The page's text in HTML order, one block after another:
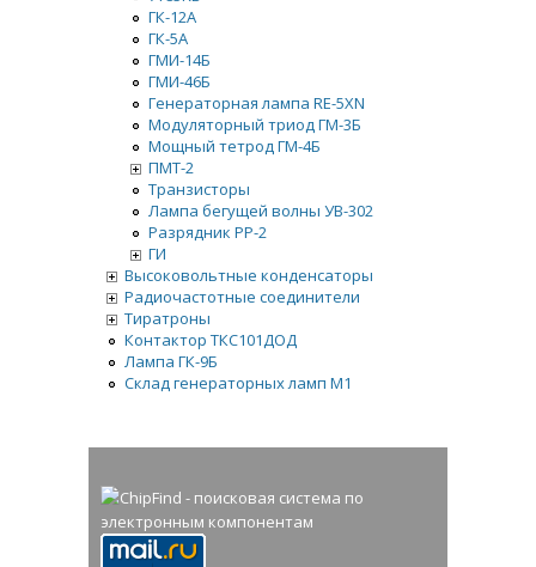
ГК-12А
ГК-5А
ГМИ-14Б
ГМИ-46Б
Генераторная лампа RE-5XN
Модуляторный триод ГМ-3Б
Мощный тетрод ГМ-4Б
ПМТ-2
Транзисторы
Лампа бегущей волны УВ-302
Разрядник РР-2
ГИ
Высоковольтные конденсаторы
Радиочастотные соединители
Тиратроны
Контактор ТКС101ДОД
Лампа ГК-9Б
Склад генераторных ламп М1